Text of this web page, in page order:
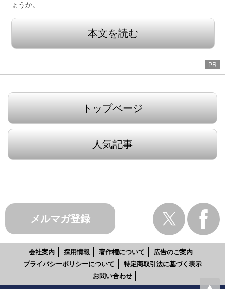
ょうか。
本文を読む
PR
トップページ
人気記事
メルマガ登録
会社案内 採用情報 著作権について
広告のご案内
プライバシーポリシーについて
特定商取引法に基づく表示
お問い合わせ